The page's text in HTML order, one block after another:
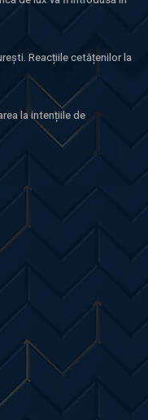
Reacțiile cetățenilor la
la intențiile de